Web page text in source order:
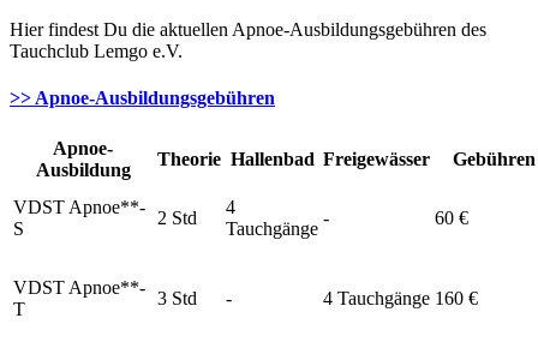
Hier findest Du die aktuellen Apnoe-Ausbildungsgebühren des
Tauchclub Lemgo e.V.
>> Apnoe-Ausbildungsgebühren
Apnoe-
Ausbildung
Theorie Hallenbad Freigewässer Gebühren
VDST Apnoe**-
S
2 Std
4
Tauchgänge
- 60 €
VDST Apnoe**-
T
3 Std - 4 Tauchgänge 160 €